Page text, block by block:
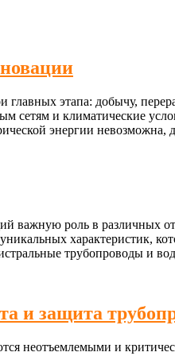
этапа: добычу,
сетям и климатические
энергии
важную роль в различных
характеристик,
трубопроводы и
и защита
неотъемлемыми и